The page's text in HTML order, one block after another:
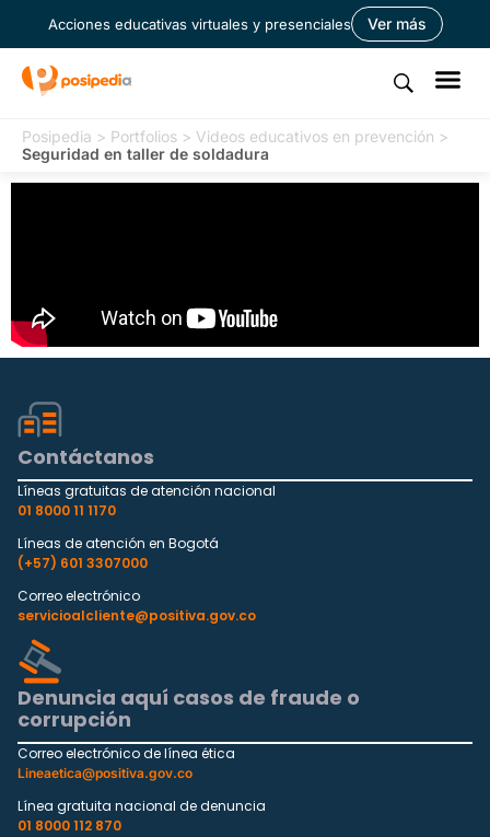
Acciones educativas virtuales y presenciales Ver más
Posipedia > Portfolios > Videos educativos en prevención >
Seguridad en taller de soldadura
Contáctanos
Líneas gratuitas de atención nacional
01 8000 11 1170
Líneas de atención en Bogotá
(+57) 601 3307000
Correo electrónico
servicioalcliente@positiva.gov.co
Denuncia aquí casos de fraude o
corrupción
Correo electrónico de línea ética
Lineaetica@positiva.gov.co
Línea gratuita nacional de denuncia
01 8000 112 870